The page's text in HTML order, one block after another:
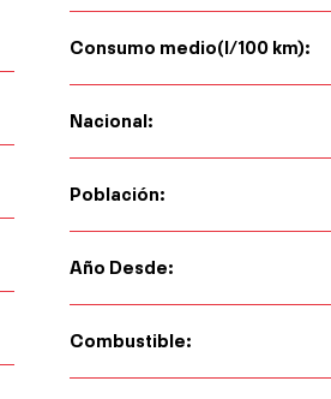
Consumo medio(l/100 km):
Nacional:
Población:
Año Desde:
Combustible: